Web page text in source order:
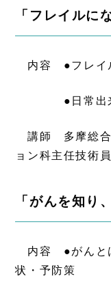
「フレイルに
内容 ●フレイ
●日常出来
講師 多摩総合
ョン科主任技
「がんを知り
内容 ●がんと
状・予防策